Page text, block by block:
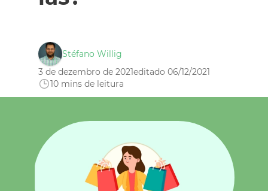
Stéfano Willig
3 de dezembro de 2021editado 06/12/2021
10 mins de leitura